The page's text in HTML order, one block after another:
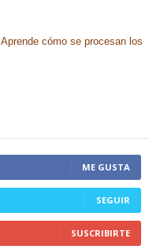
Aprende cómo se procesan los
ME GUSTA
SEGUIR
SUSCRIBIRTE